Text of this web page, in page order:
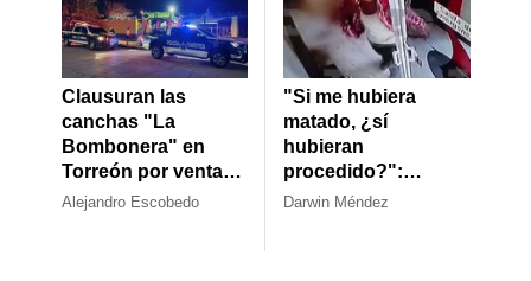
Clausuran las
canchas "La
Bombonera" en
Torreón por venta
irregular de alcohol
Alejandro Escobedo
"Si me hubiera
matado, ¿sí
hubieran
procedido?":
Recapturan a
Darwin Méndez